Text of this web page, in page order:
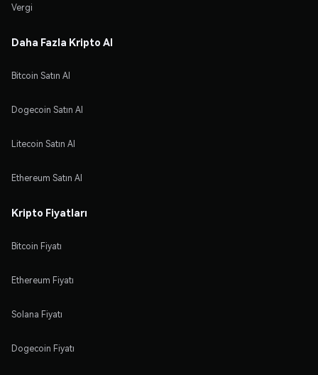
Vergi
Daha Fazla Kripto Al
Bitcoin Satın Al
Dogecoin Satın Al
Litecoin Satın Al
Ethereum Satın Al
Kripto Fiyatları
Bitcoin Fiyatı
Ethereum Fiyatı
Solana Fiyatı
Dogecoin Fiyatı